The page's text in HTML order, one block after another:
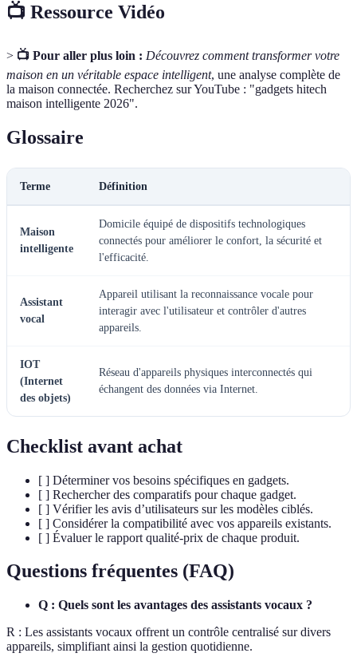
📺 Ressource Vidéo
> 📺 Pour aller plus loin : Découvrez comment transformer votre
maison en un véritable espace intelligent, une analyse complète de
la maison connectée. Recherchez sur YouTube : "gadgets hitech
maison intelligente 2026".
Glossaire
Terme Définition
Maison
intelligente
Domicile équipé de dispositifs technologiques
connectés pour améliorer le confort, la sécurité et
l'efficacité.
Assistant
vocal
Appareil utilisant la reconnaissance vocale pour
interagir avec l'utilisateur et contrôler d'autres
appareils.
IOT
(Internet
des objets)
Réseau d'appareils physiques interconnectés qui
échangent des données via Internet.
Checklist avant achat
[ ] Déterminer vos besoins spécifiques en gadgets.
[ ] Rechercher des comparatifs pour chaque gadget.
[ ] Vérifier les avis d’utilisateurs sur les modèles ciblés.
[ ] Considérer la compatibilité avec vos appareils existants.
[ ] Évaluer le rapport qualité-prix de chaque produit.
Questions fréquentes (FAQ)
Q : Quels sont les avantages des assistants vocaux ?
R : Les assistants vocaux offrent un contrôle centralisé sur divers
appareils, simplifiant ainsi la gestion quotidienne.